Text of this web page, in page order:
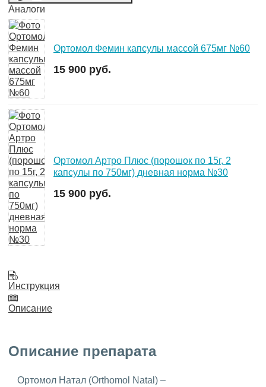
Аналоги
Ортомол Фемин капсулы массой 675мг №60
15 900 руб.
Ортомол Артро Плюс (порошок по 15г, 2
капсулы по 750мг) дневная норма №30
15 900 руб.
Инструкция
Описание
Описание препарата
Ортомол Натал (Orthomol Natal) –